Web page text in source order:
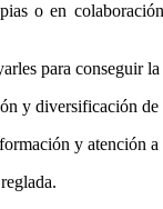
o en
para conseguir
y diversificación
y atención a